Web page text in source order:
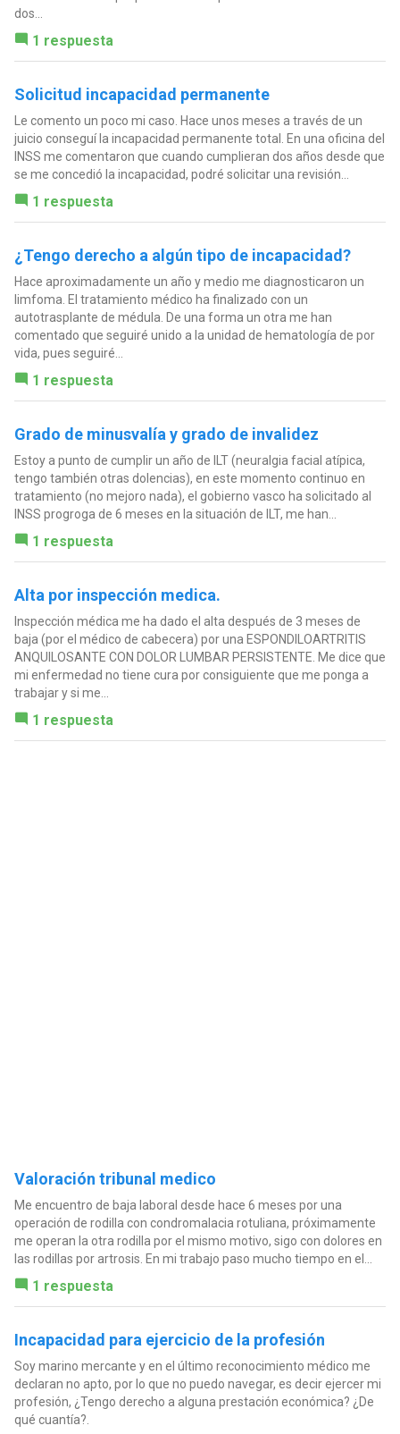
dos...
1 respuesta
Solicitud incapacidad permanente
Le comento un poco mi caso. Hace unos meses a través de un
juicio conseguí la incapacidad permanente total. En una oficina del
INSS me comentaron que cuando cumplieran dos años desde que
se me concedió la incapacidad, podré solicitar una revisión...
1 respuesta
¿Tengo derecho a algún tipo de incapacidad?
Hace aproximadamente un año y medio me diagnosticaron un
limfoma. El tratamiento médico ha finalizado con un
autotrasplante de médula. De una forma un otra me han
comentado que seguiré unido a la unidad de hematología de por
vida, pues seguiré...
1 respuesta
Grado de minusvalía y grado de invalidez
Estoy a punto de cumplir un año de ILT (neuralgia facial atípica,
tengo también otras dolencias), en este momento continuo en
tratamiento (no mejoro nada), el gobierno vasco ha solicitado al
INSS progroga de 6 meses en la situación de ILT, me han...
1 respuesta
Alta por inspección medica.
Inspección médica me ha dado el alta después de 3 meses de
baja (por el médico de cabecera) por una ESPONDILOARTRITIS
ANQUILOSANTE CON DOLOR LUMBAR PERSISTENTE. Me dice que
mi enfermedad no tiene cura por consiguiente que me ponga a
trabajar y si me...
1 respuesta
Valoración tribunal medico
Me encuentro de baja laboral desde hace 6 meses por una
operación de rodilla con condromalacia rotuliana, próximamente
me operan la otra rodilla por el mismo motivo, sigo con dolores en
las rodillas por artrosis. En mi trabajo paso mucho tiempo en el...
1 respuesta
Incapacidad para ejercicio de la profesión
Soy marino mercante y en el último reconocimiento médico me
declaran no apto, por lo que no puedo navegar, es decir ejercer mi
profesión, ¿Tengo derecho a alguna prestación económica? ¿De
qué cuantía?.